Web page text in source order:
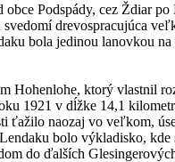
Podspády, cez Ždiar
drevospracujúca
bola jedinou lanovkou
Hohenlohe, ktorý vlastnil
1921 v dĺžke 14,1
ťažilo naozaj vo veľkom,
bolo výkladisko, kde
do ďalších